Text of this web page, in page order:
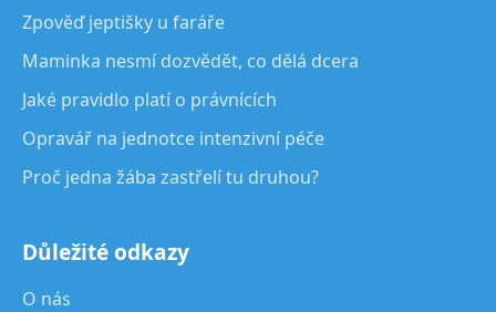
Zpověď jeptišky u faráře
Maminka nesmí dozvědět, co dělá dcera
Jaké pravidlo platí o právnících
Opravář na jednotce intenzivní péče
Proč jedna žába zastřelí tu druhou?
Důležité odkazy
O nás